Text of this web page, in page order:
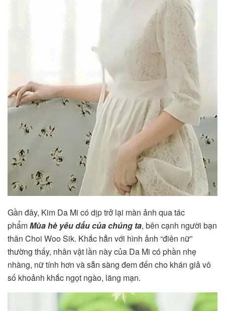
Gần đây, Kim Da Mi có dịp trở lại màn ảnh qua tác
phẩmMùa hè yêu dấu của chúng ta, bên cạnh người bạn
thân Choi Woo Sik. Khắc hẳn với hình ảnh “điên nữ”
thường thấy, nhân vật lần này của Da Mi có phần nhẹ
nhàng, nữ tính hơn và sẵn sàng đem đến cho khán giả vô
số khoảnh khắc ngọt ngào, lãng mạn.